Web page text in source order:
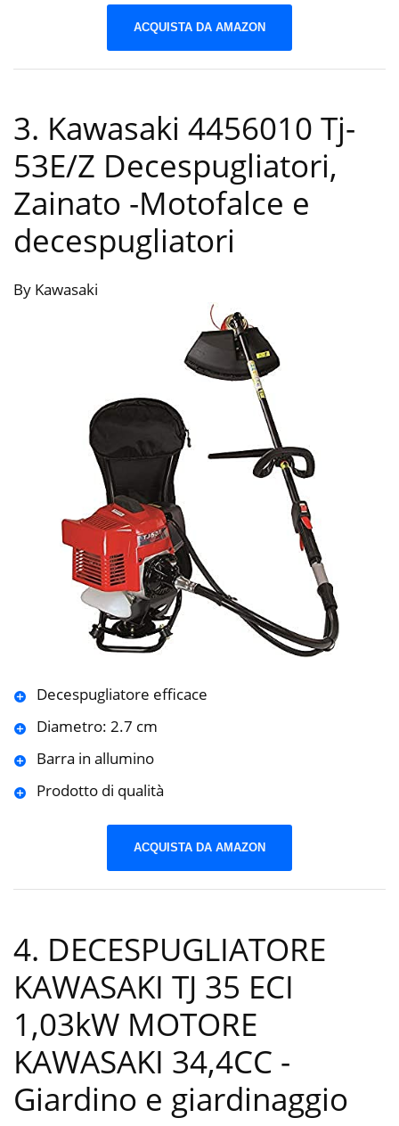
ACQUISTA DA AMAZON
3. Kawasaki 4456010 Tj-
53E/Z Decespugliatori,
Zainato -Motofalce e
decespugliatori
By Kawasaki
Decespugliatore efficace
Diametro: 2.7 cm
Barra in allumino
Prodotto di qualità
ACQUISTA DA AMAZON
4. DECESPUGLIATORE
KAWASAKI TJ 35 ECI
1,03kW MOTORE
KAWASAKI 34,4CC -
Giardino e giardinaggio